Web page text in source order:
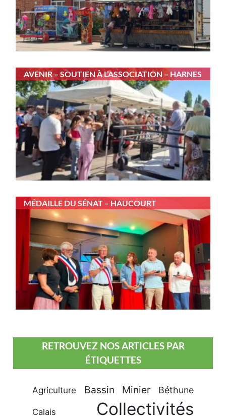
AVENIR – SOUTIEN À L’ASSOCIATION – HARNES
MÉDAILLE DU SÉNAT – HAUCOURT
RETROUVEZ NOS ARTICLES PAR
ÉTIQUETTES
Agriculture Bassin Minier Béthune
Calais Collectivités